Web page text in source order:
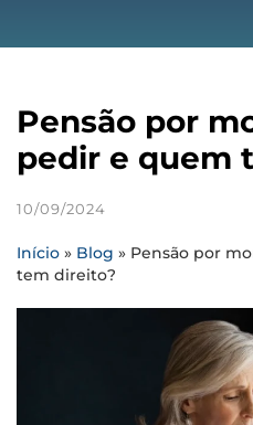
Pensão por
pedir e quem
10/09/2024
Início » Blog » Pensão por
tem direito?